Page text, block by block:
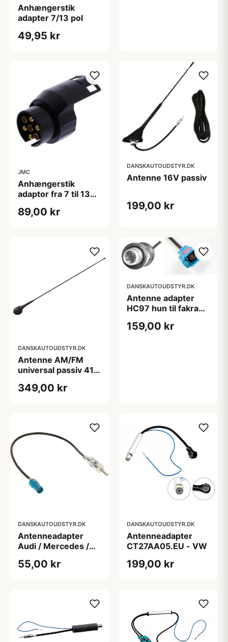
Anhængerstik
adapter 7/13 pol
49,95 kr
JMC
Anhængerstik
adaptor fra 7 til 13
89,00 kr
DANSKAUTOUDSTYR.DK
Antenne 16V passiv
199,00 kr
DANSKAUTOUDSTYR.DK
Antenne AM/FM
universal passiv 41
349,00 kr
DANSKAUTOUDSTYR.DK
Antenne adapter
HC97 hun til fakra
159,00 kr
DANSKAUTOUDSTYR.DK
Antenneadapter
Audi / Mercedes /
55,00 kr
DANSKAUTOUDSTYR.DK
Antenneadapter
CT27AA05.EU - VW
199,00 kr